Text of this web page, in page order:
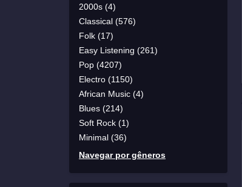
2000s (4)
Classical (576)
Folk (17)
Easy Listening (261)
Pop (4207)
Electro (1150)
African Music (4)
Blues (214)
Soft Rock (1)
Minimal (36)
Navegar por gêneros